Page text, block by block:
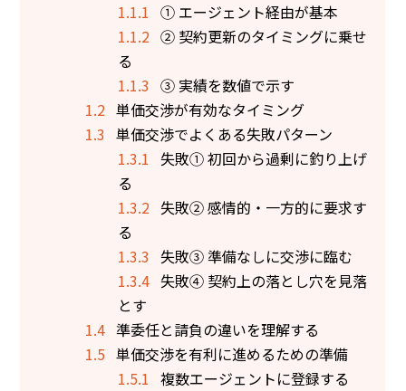
1.1.1 ① エージェント経由が基本
1.1.2 ② 契約更新のタイミングに乗せ
る
1.1.3 ③ 実績を数値で示す
1.2 単価交渉が有効なタイミング
1.3 単価交渉でよくある失敗パターン
1.3.1 失敗① 初回から過剰に釣り上げ
る
1.3.2 失敗② 感情的・一方的に要求す
る
1.3.3 失敗③ 準備なしに交渉に臨む
1.3.4 失敗④ 契約上の落とし穴を見落
とす
1.4 準委任と請負の違いを理解する
1.5 単価交渉を有利に進めるための準備
1.5.1 複数エージェントに登録する